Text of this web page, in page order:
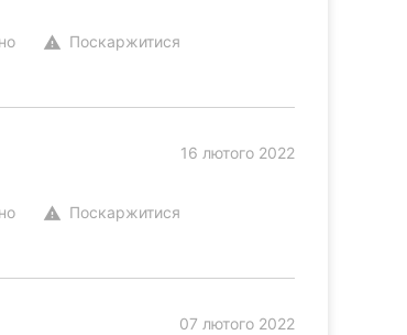
warning Поскаржитися
16 лютого 2022
warning Поскаржитися
07 лютого 2022